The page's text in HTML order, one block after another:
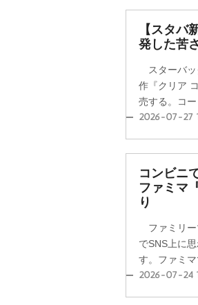
【スタ
発した苦
スターバッ
作『クリア
売する。コ
2026-07-27
コンビニ
ファミマ
り
ファミリー
でSNS上に
す。ファミ
2026-07-24